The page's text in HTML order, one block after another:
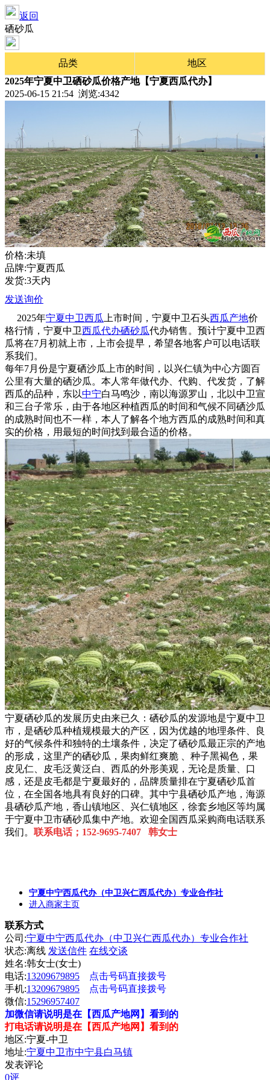
返回
硒砂瓜
品类
地区
2025年宁夏中卫硒砂瓜价格产地【宁夏西瓜代办】
2025-06-15 21:54 浏览:4342
价格:未填
品牌:宁夏西瓜
发货:3天内
发送询价
2025年宁夏中卫西瓜 上市时间，宁夏中卫石头西瓜产地价
格行情，宁夏中卫西瓜代办硒砂瓜代办销售。预计宁夏中卫西
瓜将在7月初就上市，上市会提早，希望各地客户可以电话联
系我们。
每年7月份是宁夏硒沙瓜上市的时间，以兴仁镇为中心方圆百
公里有大量的硒沙瓜。本人常年做代办、代购、代发货，了解
西瓜的品种，东以中宁白马鸣沙，南以海源罗山，北以中卫宣
和三台子常乐，由于各地区种植西瓜的时间和气候不同硒沙瓜
的成熟时间也不一样，本人了解各个地方西瓜的成熟时间和真
实的价格，用最短的时间找到最合适的价格。
宁夏硒砂瓜的发展历史由来已久：硒砂瓜的发源地是宁夏中卫
市，是硒砂瓜种植规模最大的产区，因为优越的地理条件、良
好的气候条件和独特的土壤条件，决定了硒砂瓜最正宗的产地
的形成，这里产的硒砂瓜，果肉鲜红爽脆 、种子黑褐色，果
皮见仁、皮毛泛黄泛白、西瓜的外形美观，无论是质量、口
感，还是皮毛都是宁夏最好的，品牌质量排在宁夏硒砂瓜首
位，在全国各地具有良好的口碑。其中宁县硒砂瓜产地，海源
县硒砂瓜产地，香山镇地区、兴仁镇地区，徐套乡地区等均属
于宁夏中卫市硒砂瓜集中产地。欢迎全国西瓜采购商电话联系
我们。 联系电话；152-9695-7407 韩女士
宁夏中宁西瓜代办（中卫兴仁西瓜代办）专业合作社
进入商家主页
联系方式
公司:宁夏中宁西瓜代办（中卫兴仁西瓜代办）专业合作社
状态:离线 发送信件 在线交谈
姓名:韩女士(女士)
电话:13209679895
点击号码直接拨号
手机:13209679895
点击号码直接拨号
微信:15296957407
加微信请说明是在【西瓜产地网】看到的
打电话请说明是在【西瓜产地网】看到的
地区:宁夏-中卫
地址:宁夏中卫市中宁县白马镇
发表评论
0评